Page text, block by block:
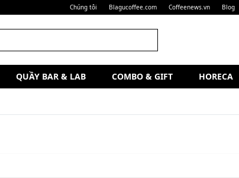
Chúng tôi Blagucoffee.com Coffeenews.vn Blog
QUẦY BAR & LAB COMBO & GIFT HORECA